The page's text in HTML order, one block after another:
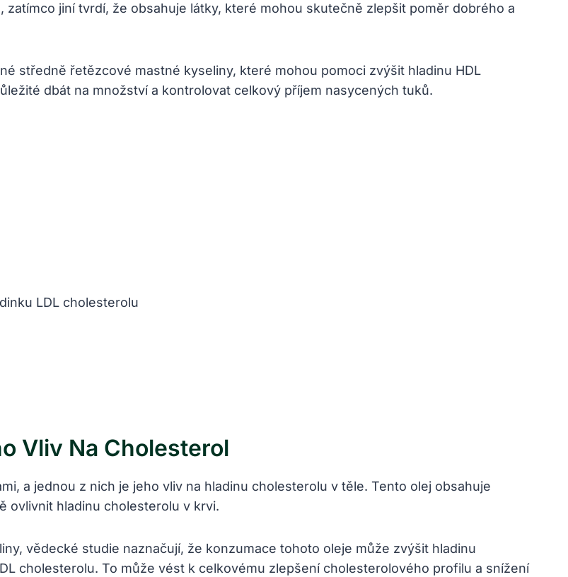
jiní tvrdí, že obsahuje látky, které mohou skutečně zlepšit poměr dobrého a
středně řetězcové mastné kyseliny, které mohou pomoci zvýšit hladinu HDL
dbát na množství a kontrolovat celkový příjem nasycených tuků.
LDL cholesterolu
Vliv Na Cholesterol
a jednou z nich je jeho vliv na hladinu cholesterolu v těle. Tento olej obsahuje
ovlivnit hladinu cholesterolu v krvi.
vědecké studie naznačují, že konzumace tohoto oleje může zvýšit hladinu
cholesterolu. To může vést k celkovému zlepšení cholesterolového profilu a snížení